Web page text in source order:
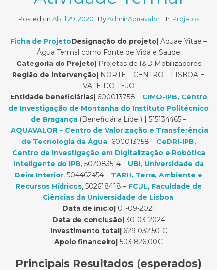
Posted on Abril 29, 2020 ByAdminAquavalor In Projetos
Ficha de ProjetoDesignação do projeto| Aquae Vitae –
Água Termal como Fonte de Vida e Saúde
Categoria do Projeto|Projetos de I&D Mobilizadores
Região de intervenção| NORTE – CENTRO – LISBOA E
VALE DO TEJO
Entidade beneficiárias|600013758 – CIMO-IPB, Centro
de Investigação de Montanha do Instituto Politécnico
de Bragança(Beneficiária Líder) | 515134465 –
AQUAVALOR – Centro de Valorização e Transferência
de Tecnologia da Água| 600013758 – CeDRI-IPB,
Centro de Investigação em Digitalização e Robótica
Inteligente do IPB, 502083514 – UBI, Universidade da
Beira Interior, 504462454 – TARH, Terra, Ambiente e
Recursos Hídricos, 502618418 – FCUL, Faculdade de
Ciências da Universidade de Lisboa.
Data de início|01-09-2021
Data de conclusão|30-03-2024
Investimento total|629 032,50 €
Apoio financeiro| 503 826,00€
Principais Resultados (esperados)